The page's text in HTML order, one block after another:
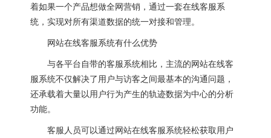
着如果一个产品想做全网营销，通过一套在线客服系
统，实现对所有渠道数据的统一对接和管理。
网站在线客服系统有什么优势
与各平台自带的客服系统相比，主流的网站在线客
服系统不仅解决了用户与访客之间最基本的沟通问题，
还承载着大量以用户行为产生的轨迹数据为中心的分析
功能。
客服人员可以通过网站在线客服系统轻松获取用户